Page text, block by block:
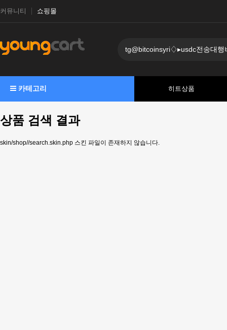
커뮤니티 쇼핑몰
카테고리 히트상품
상품 검색 결과
skin/shop//search.skin.php 스킨 파일이 존재하지 않습니다.